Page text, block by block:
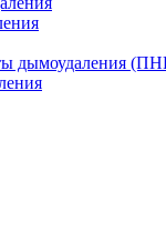
дымоудаления